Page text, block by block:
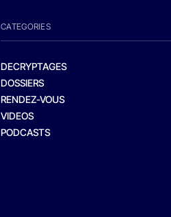
CATEGORIES
DECRYPTAGES
DOSSIERS
RENDEZ-VOUS
VIDEOS
PODCASTS